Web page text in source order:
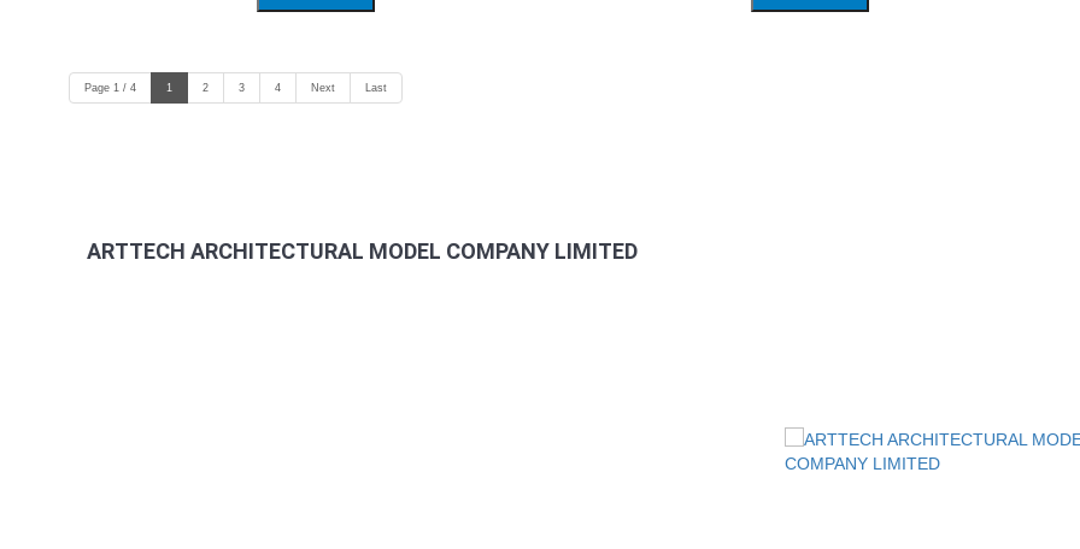
Page 1 / 4 1 2 3 4 Next Last
ARTTECH ARCHITECTURAL MODEL COMPANY LIMITED